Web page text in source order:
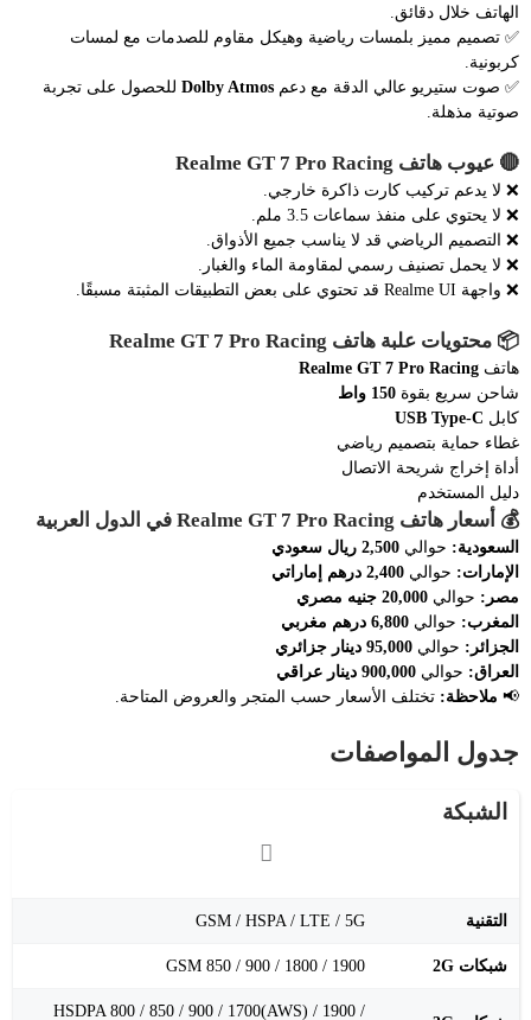
الهاتف خلال دقائق.
✅ تصميم مميز بلمسات رياضية وهيكل مقاوم للصدمات مع لمسات
كربونية.
✅ صوت ستيريو عالي الدقة مع دعم Dolby Atmos للحصول على تجربة
صوتية مذهلة.
🔴 عيوب هاتف Realme GT 7 Pro Racing
❌ لا يدعم تركيب كارت ذاكرة خارجي.
❌ لا يحتوي على منفذ سماعات 3.5 ملم.
❌ التصميم الرياضي قد لا يناسب جميع الأذواق.
❌ لا يحمل تصنيف رسمي لمقاومة الماء والغبار.
❌ واجهة Realme UI قد تحتوي على بعض التطبيقات المثبتة مسبقًا.
📦 محتويات علبة هاتف Realme GT 7 Pro Racing
هاتف Realme GT 7 Pro Racing
شاحن سريع بقوة 150 واط
كابل USB Type-C
غطاء حماية بتصميم رياضي
أداة إخراج شريحة الاتصال
دليل المستخدم
💰 أسعار هاتف Realme GT 7 Pro Racing في الدول العربية
السعودية: حوالي 2,500 ريال سعودي
الإمارات: حوالي 2,400 درهم إماراتي
مصر: حوالي 20,000 جنيه مصري
المغرب: حوالي 6,800 درهم مغربي
الجزائر: حوالي 95,000 دينار جزائري
العراق: حوالي 900,000 دينار عراقي
📢 ملاحظة: تختلف الأسعار حسب المتجر والعروض المتاحة.
جدول المواصفات
الشبكة
التقنية GSM / HSPA / LTE / 5G
شبكات 2G GSM 850 / 900 / 1800 / 1900
HSDPA 800 / 850 / 900 / 1700(AWS) / 1900 /